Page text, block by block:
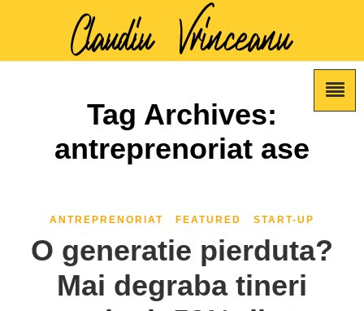
Tag Archives:
antreprenoriat ase
ANTREPRENORIAT FEATURED START-UP
O generatie pierduta?
Mai degraba tineri